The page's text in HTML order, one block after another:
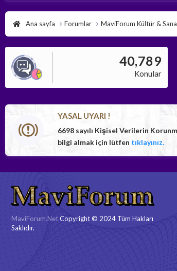
Ana sayfa Forumlar MaviForum Kültür &
40,789
Konular
YASAL UYARI !
6698 sayılı Kişisel Verilerin
bilgi almak için lütfen tıklayınız.
MaviForum.NetCopyright © 2024 Tüm Hakları
Saklıdır.